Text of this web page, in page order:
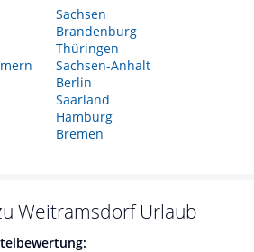
Sachsen
Brandenburg
Thüringen
Sachsen-Anhalt
Berlin
Saarland
Hamburg
Bremen
Weitramsdorf Urlaub